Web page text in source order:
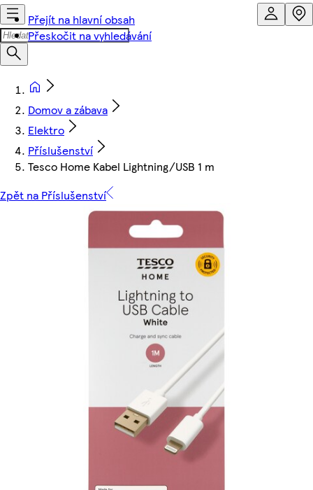
Přejít na hlavní obsah
Přeskočit na vyhledávání
Domov a zábava
Elektro
Příslušenství
Tesco Home Kabel Lightning/USB 1 m
Zpět na Příslušenství